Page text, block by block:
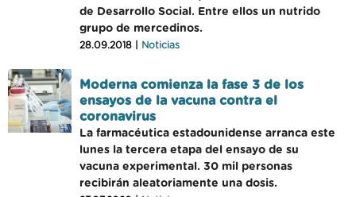
de Desarrollo Social. Entre ellos un nutrido
grupo de mercedinos.
28.09.2018 | Noticias
Moderna comienza la fase 3 de los
ensayos de la vacuna contra el
coronavirus
La farmacéutica estadounidense arranca este
lunes la tercera etapa del ensayo de su
vacuna experimental. 30 mil personas
recibirán aleatoriamente una dosis.